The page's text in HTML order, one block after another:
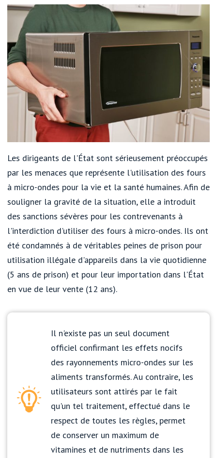
Les dirigeants de l'État sont sérieusement préoccupés
par les menaces que représente l'utilisation des fours
à micro-ondes pour la vie et la santé humaines. Afin de
souligner la gravité de la situation, elle a introduit
des sanctions sévères pour les contrevenants à
l'interdiction d'utiliser des fours à micro-ondes. Ils ont
été condamnés à de véritables peines de prison pour
utilisation illégale d'appareils dans la vie quotidienne
(5 ans de prison) et pour leur importation dans l'État
en vue de leur vente (12 ans).
Il n'existe pas un seul document
officiel confirmant les effets nocifs
des rayonnements micro-ondes sur les
aliments transformés. Au contraire, les
utilisateurs sont attirés par le fait
qu'un tel traitement, effectué dans le
respect de toutes les règles, permet
de conserver un maximum de
vitamines et de nutriments dans les